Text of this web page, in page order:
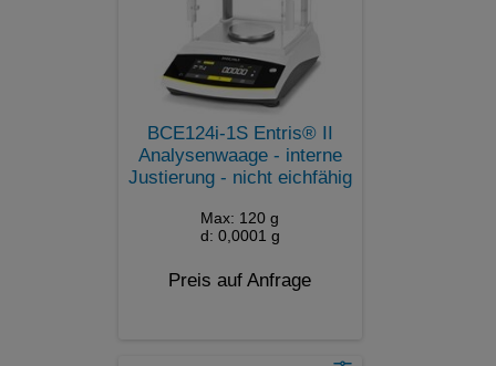
BCE124i-1S Entris® II
Analysenwaage - interne
Justierung - nicht eichfähig
Max: 120 g
d: 0,0001 g
Preis auf Anfrage